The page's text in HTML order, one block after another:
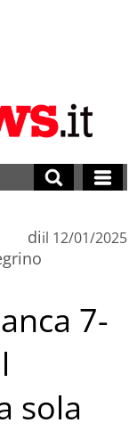
diil 12/01/2025
7-
sola